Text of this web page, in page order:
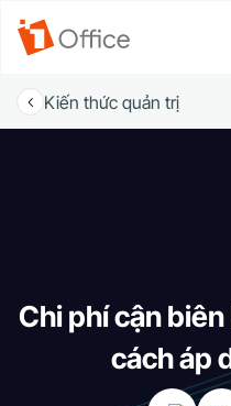
Kiến thức quản trị
Chi phí cận
cách áp